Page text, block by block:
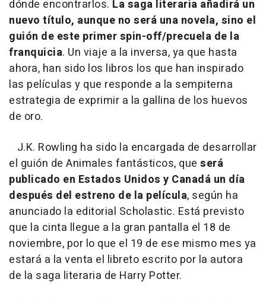
dónde encontrarlos. La saga literaria añadirá un
nuevo título, aunque no será una novela, sino el
guión de este primer spin-off/precuela de la
franquicia. Un viaje a la inversa, ya que hasta
ahora, han sido los libros los que han inspirado
las películas y que responde a la sempiterna
estrategia de exprimir a la gallina de los huevos
de oro.
J.K. Rowling ha sido la encargada de desarrollar
el guión de Animales fantásticos, que será
publicado en Estados Unidos y Canadá un día
después del estreno de la película, según ha
anunciado la editorial Scholastic. Está previsto
que la cinta llegue a la gran pantalla el 18 de
noviembre, por lo que el 19 de ese mismo mes ya
estará a la venta el libreto escrito por la autora
de la saga literaria de Harry Potter.